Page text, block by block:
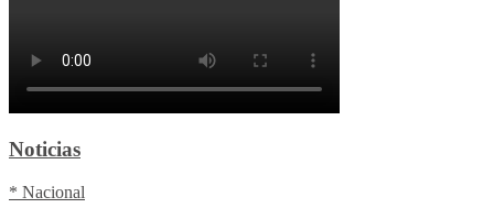
Noticias
* Nacional